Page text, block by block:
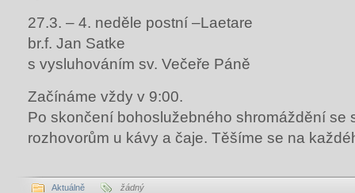
27.3. – 4. neděle postní –Laetare
br.f. Jan Satke
s vysluhováním sv. Večeře Páně
Začínáme vždy v 9:00.
Po skončení bohoslužebného shromáždění se
rozhovorům u kávy a čaje. Těšíme se na
Aktuálně žádný